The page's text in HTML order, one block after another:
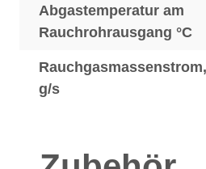
Abgastemperatur am
Rauchrohrausgang °C
Rauchgasmassenstrom,
g/s